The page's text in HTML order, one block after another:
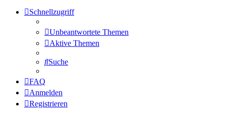
Schnellzugriff
Unbeantwortete Themen
Aktive Themen
Suche
FAQ
Anmelden
Registrieren